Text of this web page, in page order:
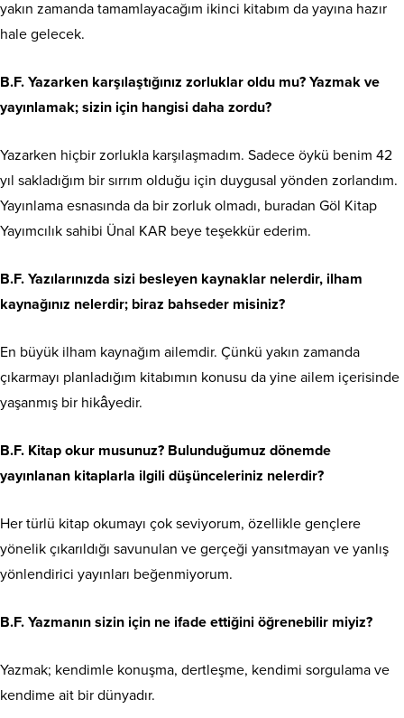
yakın zamanda tamamlayacağım ikinci kitabım da yayına hazır
hale gelecek.
B.F. Yazarken karşılaştığınız zorluklar oldu mu? Yazmak ve
yayınlamak; sizin için hangisi daha zordu?
Yazarken hiçbir zorlukla karşılaşmadım. Sadece öykü benim 42
yıl sakladığım bir sırrım olduğu için duygusal yönden zorlandım.
Yayınlama esnasında da bir zorluk olmadı, buradan Göl Kitap
Yayımcılık sahibi Ünal KAR beye teşekkür ederim.
B.F. Yazılarınızda sizi besleyen kaynaklar nelerdir, ilham
kaynağınız nelerdir; biraz bahseder misiniz?
En büyük ilham kaynağım ailemdir. Çünkü yakın zamanda
çıkarmayı planladığım kitabımın konusu da yine ailem içerisinde
yaşanmış bir hikâyedir.
B.F. Kitap okur musunuz? Bulunduğumuz dönemde
yayınlanan kitaplarla ilgili düşünceleriniz nelerdir?
Her türlü kitap okumayı çok seviyorum, özellikle gençlere
yönelik çıkarıldığı savunulan ve gerçeği yansıtmayan ve yanlış
yönlendirici yayınları beğenmiyorum.
B.F. Yazmanın sizin için ne ifade ettiğini öğrenebilir miyiz?
Yazmak; kendimle konuşma, dertleşme, kendimi sorgulama ve
kendime ait bir dünyadır.